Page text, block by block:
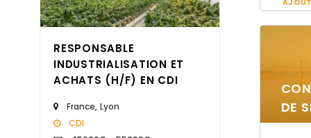
RESPONSABLE
INDUSTRIALISATION ET
ACHATS (H/F) EN CDI
France, Lyon
CDI
France ,
CDI
DE